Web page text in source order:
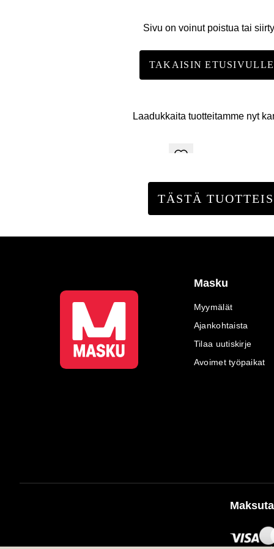
Sivu on voinut poistua tai
TAKAISIN ETUSIVULLE
Laadukkaita tuotteitamme nyt
TÄSTÄ
Masku
Myymälät
Ajankohtaista
Tilaa uutiskirje
Avoimet työpaikat